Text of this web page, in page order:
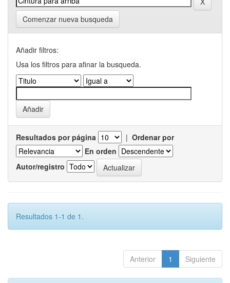
Comenzar nueva busqueda
Añadir filtros:
Usa los filtros para afinar la busqueda.
Resultados por página | Ordenar por
En orden
Autor/registro
Resultados 1-1 de 1.
Anterior 1 Siguiente